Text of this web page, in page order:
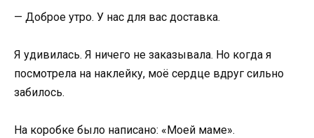
— Доброе утро. У нас для вас доставка.
Я удивилась. Я ничего не заказывала. Но когда я
посмотрела на наклейку, моё сердце вдруг сильно
забилось.
На коробке было написано: «Моей маме».